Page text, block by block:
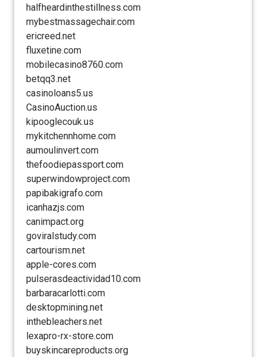
halfheardinthestillness.com
mybestmassagechair.com
ericreed.net
fluxetine.com
mobilecasino8760.com
betqq3.net
casinoloans5.us
CasinoAuction.us
kipooglecouk.us
mykitchennhome.com
aumoulinvert.com
thefoodiepassport.com
superwindowproject.com
papibakigrafo.com
icanhazjs.com
canimpact.org
goviralstudy.com
cartourism.net
apple-cores.com
pulserasdeactividad10.com
barbaracarlotti.com
desktopmining.net
inthebleachers.net
lexapro-rx-store.com
buyskincareproducts.org